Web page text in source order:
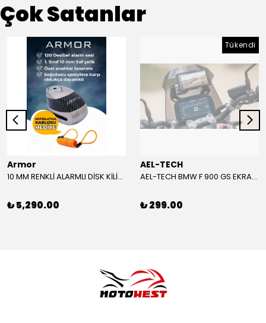
Çok Satanlar
Armor
10 MM RENKLİ ALARMLI DİSK KİLİDİ YENİ VERSİYON
₺ 5,290.00
Tükendi
AEL-TECH
AEL-TECH BMW F 900 GS EKRAN/GÖSTERGE KORUYUCU 2024-2025
₺ 299.00